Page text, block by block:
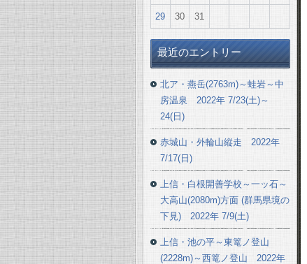
29 30 31
最近のエントリー
北ア・燕岳(2763m)～蛙岩～中
房温泉 2022年 7/23(土)～
24(日)
赤城山・外輪山縦走 2022年
7/17(日)
上信・白根開善学校～一ッ石～
大高山(2080m)方面 (群馬県境の
下見) 2022年 7/9(土)
上信・池の平～東篭ノ登山
(2228m)～西篭ノ登山 2022年